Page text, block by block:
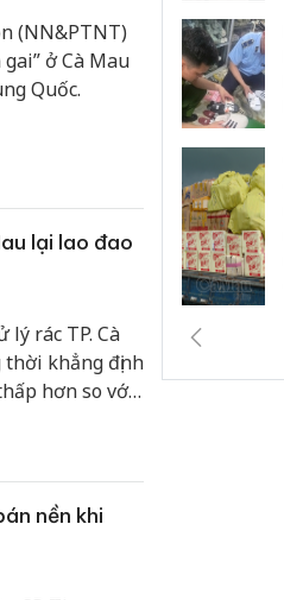
(NN&PTNT)
ở Cà Mau
Quốc.
lại lao đao
rác TP. Cà
khẳng định
hơn so với
nền khi
Thanh Hóa: Tìm bị
hại trong vụ án
buôn bán bình sữa
bán hàng giả tại
Phú Quốc ra đầu